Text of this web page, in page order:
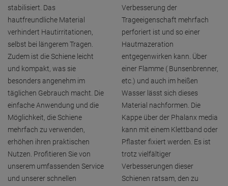
stabilisiert. Das
hautfreundliche Material
verhindert Hautirritationen,
selbst bei längerem Tragen.
Zudem ist die Schiene leicht
und kompakt, was sie
besonders angenehm im
täglichen Gebrauch macht. Die
einfache Anwendung und die
Möglichkeit, die Schiene
mehrfach zu verwenden,
erhöhen ihren praktischen
Nutzen. Profitieren Sie von
unserem umfassenden Service
und unserer schnellen
Verbesserung der
Trageeigenschaft mehrfach
perforiert ist und so einer
Hautmazeration
entgegenwirken kann. Über
einer Flamme ( Bunsenbrenner,
etc.) und auch im heißen
Wasser lässt sich dieses
Material nachformen. Die
Kappe über der Phalanx media
kann mit einem Klettband oder
Pflaster fixiert werden. Es ist
trotz vielfältiger
Verbesserungen dieser
Schienen ratsam, den zu